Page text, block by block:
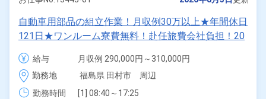
自動車用部品の組立作業！月収例30万以上★年間休日
121日★ワンルーム寮費無料！赴任旅費会社負担！20
代～40代の男女スタッフ活躍中！《福島県田村市》
給与
月収例 290,000円～310,000円
時給 1,500円～1,500円
勤務地
福島県 田村市　周辺
勤務時間
[1] 08:40～17:25